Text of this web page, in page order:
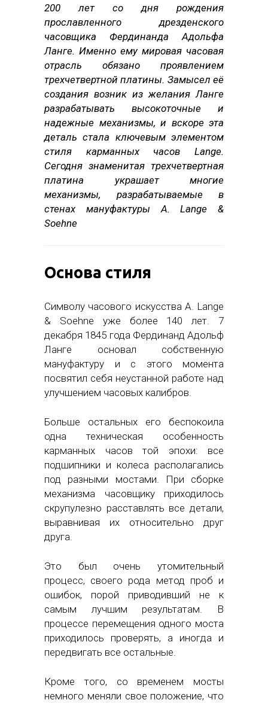
200 лет со дня рождения
прославленного дрезденского
часовщика Фердинанда Адольфа
Ланге. Именно ему мировая часовая
отрасль обязано проявлением
трехчетвертной платины. Замысел её
создания возник из желания Ланге
разрабатывать высокоточные и
надежные механизмы, и вскоре эта
деталь стала ключевым элементом
стиля карманных часов Lange.
Сегодня знаменитая трехчетвертная
платина украшает многие
механизмы, разрабатываемые в
стенах мануфактуры A. Lange &
Soehne
Основа стиля
Символу часового искусства A. Lange
& Soehne уже более 140 лет. 7
декабря 1845 года Фердинанд Адольф
Ланге основал собственную
мануфактуру и с этого момента
посвятил себя неустанной работе над
улучшением часовых калибров.
Больше остальных его беспокоила
одна техническая особенность
карманных часов той эпохи: все
подшипники и колеса располагались
под разными мостами. При сборке
механизма часовщику приходилось
скрупулезно расставлять все детали,
выравнивая их относительно друг
друга.
Это был очень утомительный
процесс, своего рода метод проб и
ошибок, порой приводивший не к
самым лучшим результатам. В
процессе перемещения одного моста
приходилось проверять, а иногда и
передвигать все остальные.
Кроме того, со временем мосты
немного меняли свое положение, что